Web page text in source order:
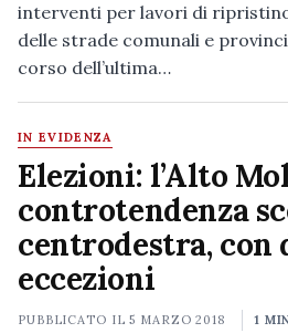
interventi per lavori di
delle strade comunali e
corso dell’ultima…
IN EVIDENZA
Elezioni: l’Alto
controtendenza
centrodestra, con
eccezioni
PUBBLICATO IL5 MARZO 2018 1